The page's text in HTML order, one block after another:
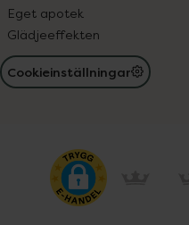
Eget apotek
Glädjeeffekten
Cookieinställningar